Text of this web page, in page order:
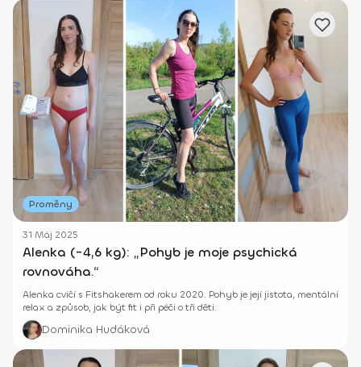
Proměny
31 Máj 2025
Alenka (-4,6 kg): „Pohyb je moje psychická
rovnováha.“
Alenka cvičí s Fitshakerem od roku 2020. Pohyb je její jistota, mentální
relax a způsob, jak být fit i při péči o tři děti.
Dominika Hudáková